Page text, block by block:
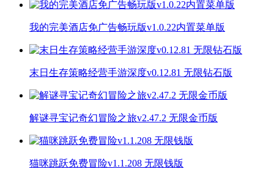
我的完美酒店免广告畅玩版v1.0.22内置菜单版
末日生存策略经营手游深度v0.12.81 无限钻石版
解谜寻宝记奇幻冒险之旅v2.47.2 无限金币版
猫咪跳跃免费冒险v1.1.208 无限钱版